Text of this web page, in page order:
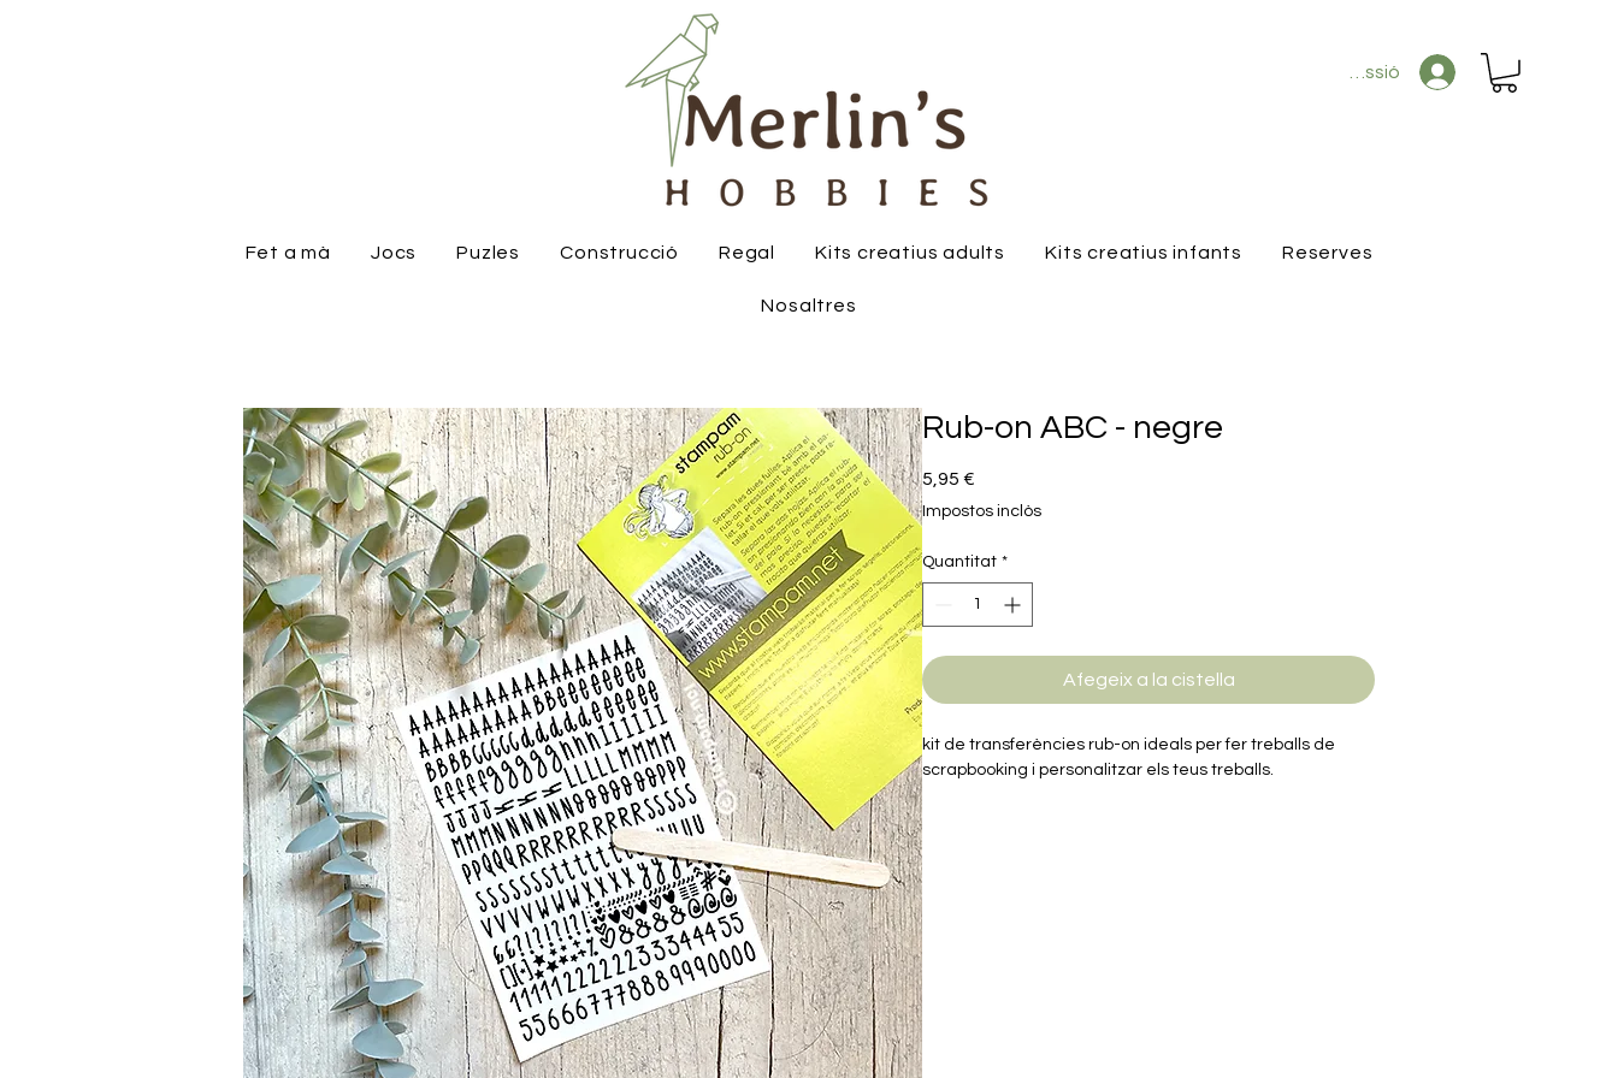
Inicia la sessió
Fet a mà Jocs Puzles Construcció Regal Kits creatius adults Kits creatius infants Reserves
Nosaltres
Rub-on ABC - negre
5,95 €
Impostos inclòs
Quantitat *
Afegeix a la cistella
kit de transferències rub-on ideals per fer treballs de
scrapbooking i personalitzar els teus treballs.